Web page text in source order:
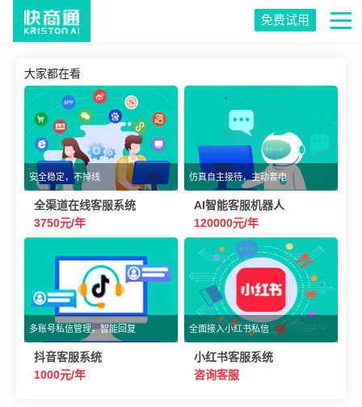
免费试用
大家都在看
安全稳定，不掉线
全渠道在线客服系统
3750元/年
仿真自主接待，主动套电
AI智能客服机器人
120000元/年
多账号私信管理，智能回复
抖音客服系统
1000元/年
全面接入小红书私信
小红书客服系统
咨询客服